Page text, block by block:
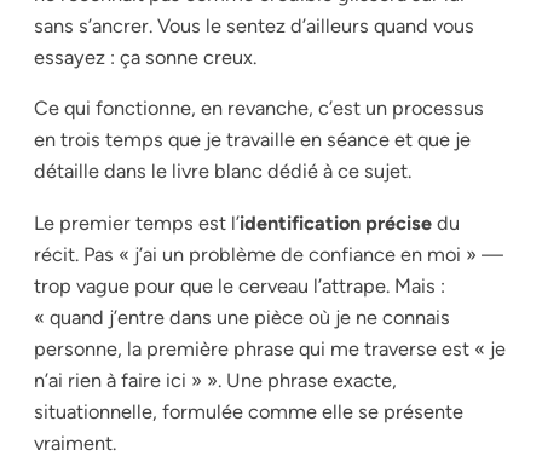
sans s’ancrer. Vous le sentez d’ailleurs quand vous
essayez : ça sonne creux.
Ce qui fonctionne, en revanche, c’est un processus
en trois temps que je travaille en séance et que je
détaille dans le livre blanc dédié à ce sujet.
Le premier temps est l’identification précise du
récit. Pas « j’ai un problème de confiance en moi » —
trop vague pour que le cerveau l’attrape. Mais :
« quand j’entre dans une pièce où je ne connais
personne, la première phrase qui me traverse est « je
n’ai rien à faire ici » ». Une phrase exacte,
situationnelle, formulée comme elle se présente
vraiment.